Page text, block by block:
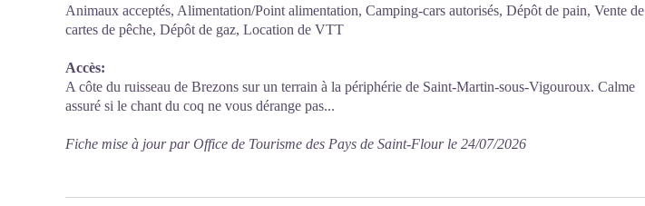
Animaux acceptés, Alimentation/Point alimentation, Camping-cars autorisés, Dépôt de pain, Vente de
cartes de pêche, Dépôt de gaz, Location de VTT
Accès:
A côte du ruisseau de Brezons sur un terrain à la périphérie de Saint-Martin-sous-Vigouroux. Calme
assuré si le chant du coq ne vous dérange pas...
Fiche mise à jour par Office de Tourisme des Pays de Saint-Flour le 24/07/2026